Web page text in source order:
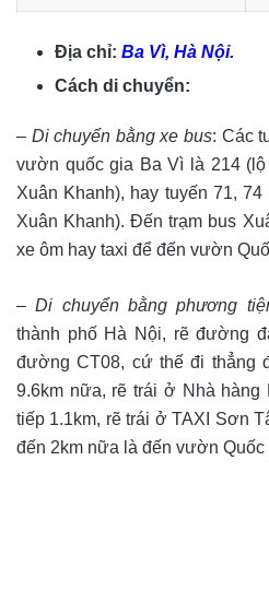
Địa chỉ: Ba Vì, Hà Nội.
Cách di chuyển:
– Di chuyển bằng xe bus: Các
vườn quốc gia Ba Vì là 214
Xuân Khanh), hay tuyến 71,
Xuân Khanh). Đến trạm bus
xe ôm hay taxi để đến vườn
–Di chuyển bằng phương
thành phố Hà Nội, rẽ đường
đường CT08, cứ thế đi thẳng
9.6km nữa, rẽ trái ở Nhà hàng
tiếp 1.1km, rẽ trái ở TAXI Sơn
đến 2km nữa là đến vườn Quốc